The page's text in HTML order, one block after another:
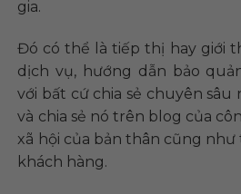
gia.
Đó có thể là tiếp thị hay giới
dịch vụ, hướng dẫn bảo
với bất cứ chia sẻ chuyên sâu
và chia sẻ nó trên blog của
xã hội của bản thân cũng
khách hàng.